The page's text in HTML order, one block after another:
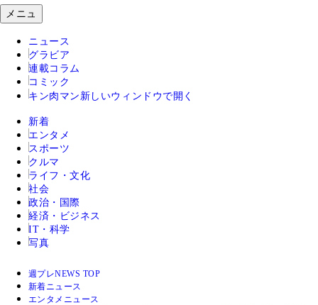
メニュ
ニュース
グラビア
連載コラム
コミック
キン肉マン 新しいウィンドウで開く
新着
エンタメ
スポーツ
クルマ
ライフ・文化
社会
政治・国際
経済・ビジネス
IT・科学
写真
週プレNEWS TOP
新着ニュース
エンタメニュース